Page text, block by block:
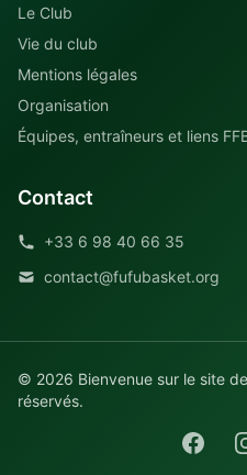
Le Club
Vie du club
Mentions légales
Organisation
Équipes, entraîneurs et liens
Contact
+33 6 98 40 66 35
contact@fufubasket.org
© 2026 Bienvenue sur le site
réservés.